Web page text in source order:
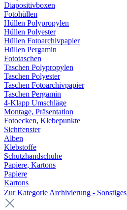
Diapositivboxen
Fotohüllen
Hüllen Polypropylen
Hüllen Polyester
Hüllen Fotoarchivpapier
Hüllen Pergamin
Fototaschen
Taschen Polypropylen
Taschen Polyester
Taschen Fotoarchivpapier
Taschen Pergamin
4-Klapp Umschläge
Montage, Präsentation
Fotoecken, Klebepunkte
Sichtfenster
Alben
Klebstoffe
Schutzhandschuhe
Papiere, Kartons
Papiere
Kartons
Zur Kategorie Archivierung - Sonstiges